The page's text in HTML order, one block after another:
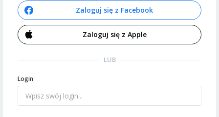
Zaloguj się z Facebook
Zaloguj się z Apple
LUB
Login